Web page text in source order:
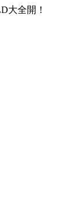
大全開！